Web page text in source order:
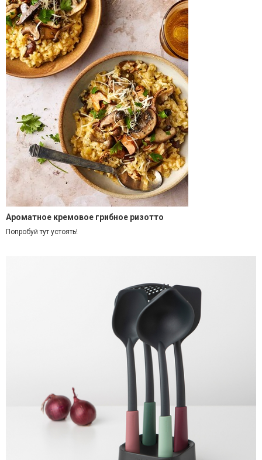
Ароматное кремовое грибное ризотто
Попробуй тут устоять!